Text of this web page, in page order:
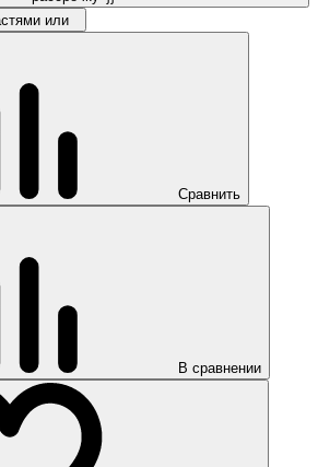
или
Сравнить
В сравнении